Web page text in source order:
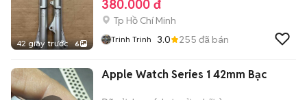
42 giây trước 6
380.000 đ
Tp Hồ Chí Minh
Trinh Trinh 3.0 255 đã bán
Apple Watch Series 1 42mm Bạc